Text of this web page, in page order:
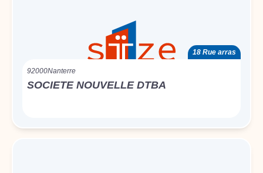
18 Rue arras
92000Nanterre
SOCIETE NOUVELLE DTBA